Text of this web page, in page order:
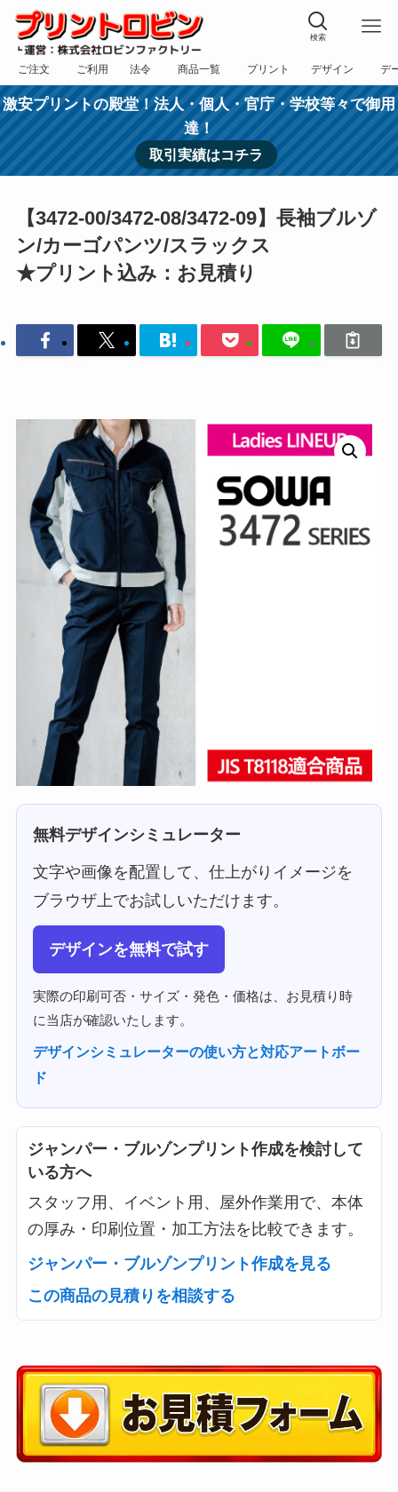
検索
ご注文
フォーム
ご利用
規約
法令
表記
商品一覧
カテゴリー
プリント
方法
デザイン
依頼
デ
入
激安プリントの殿堂！法人・個人・官庁・学校等々で御用
達！
取引実績はコチラ
【3472-00/3472-08/3472-09】長袖ブルゾ
ン/カーゴパンツ/スラックス
★プリント込み：お見積り
無料デザインシミュレーター
文字や画像を配置して、仕上がりイメージを
ブラウザ上でお試しいただけます。
デザインを無料で試す
実際の印刷可否・サイズ・発色・価格は、お見積り時
に当店が確認いたします。
デザインシミュレーターの使い方と対応アートボー
ド
ジャンパー・ブルゾンプリント作成を検討して
いる方へ
スタッフ用、イベント用、屋外作業用で、本体
の厚み・印刷位置・加工方法を比較できます。
ジャンパー・ブルゾンプリント作成を見る
この商品の見積りを相談する